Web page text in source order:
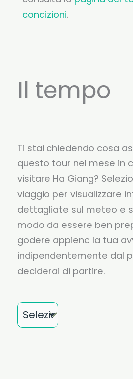
condizioni.
Il tempo
Ti stai chiedendo cosa
questo tour nel mese in
visitare Ha Giang?
viaggio per visualizzare
dettagliate sul meteo e
modo da essere ben
godere appieno la tua
indipendentemente dal
deciderai di partire.
Mese